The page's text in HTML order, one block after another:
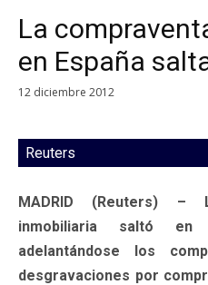
La
en España
12 diciembre 2012
Reuters
MADRID (Reuters) –
inmobiliaria saltó
adelantándose los
desgravaciones por